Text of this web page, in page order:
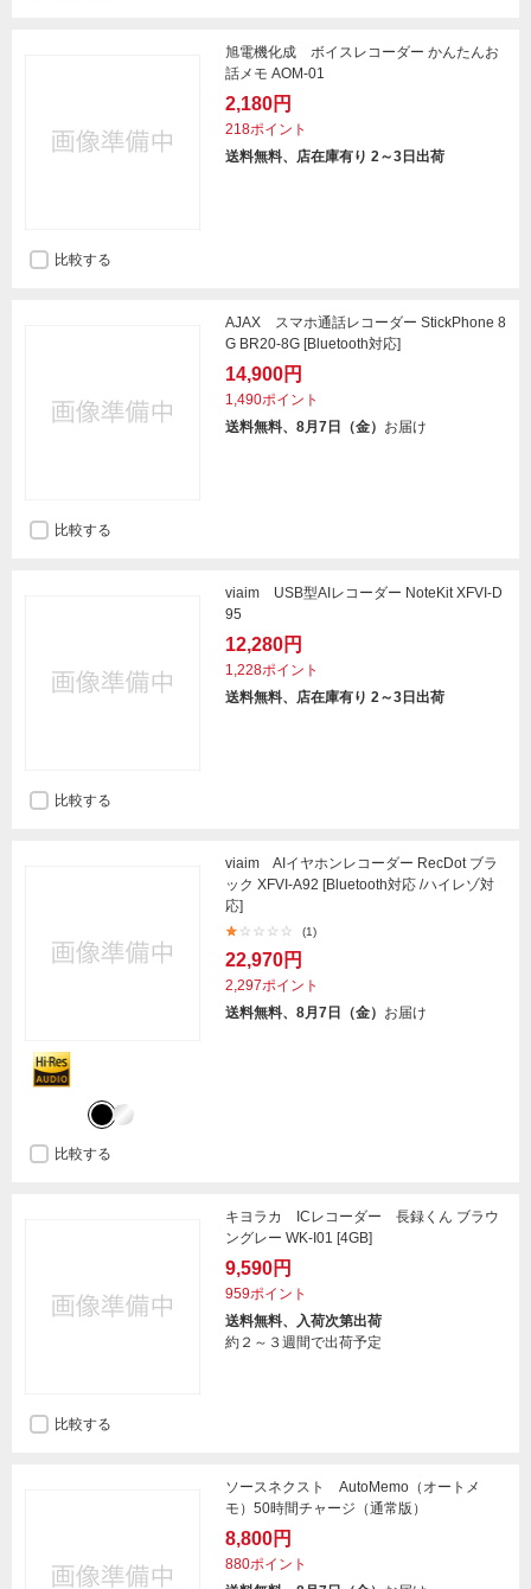
旭電機化成 ボイスレコーダー かんたんお
話メモ AOM-01
2,180円
218ポイント
送料無料、店在庫有り 2～3日出荷
比較する
AJAX スマホ通話レコーダー StickPhone 8
G BR20-8G [Bluetooth対応]
14,900円
1,490ポイント
送料無料、8月7日（金） お届け
比較する
viaim USB型AIレコーダー NoteKit XFVI-D
95
12,280円
1,228ポイント
送料無料、店在庫有り 2～3日出荷
比較する
viaim AIイヤホンレコーダー RecDot ブラ
ック XFVI-A92 [Bluetooth対応 /ハイレゾ対
応]
(1)
22,970円
2,297ポイント
送料無料、8月7日（金） お届け
比較する
キヨラカ ICレコーダー 長録くん ブラウ
ングレー WK-I01 [4GB]
9,590円
959ポイント
送料無料、入荷次第出荷
約２～３週間で出荷予定
比較する
ソースネクスト AutoMemo（オートメ
モ）50時間チャージ（通常版）
8,800円
880ポイント